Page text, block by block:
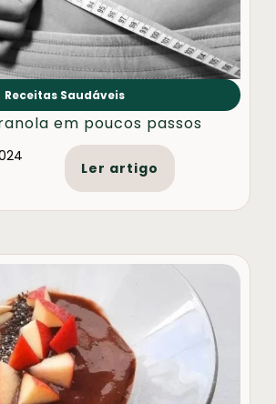
Receitas Saudáveis
em poucos passos
Ler artigo